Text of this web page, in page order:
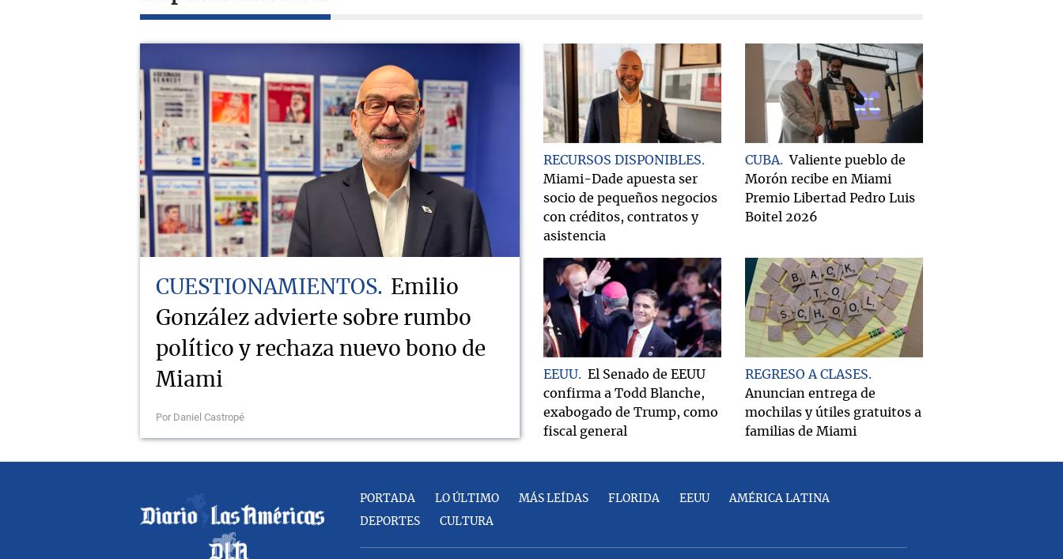
CUESTIONAMIENTOS
Emilio
González advierte sobre rumbo
político y rechaza nuevo bono de
Miami
Por Daniel Castropé
RECURSOS DISPONIBLES
Miami-Dade apuesta ser
socio de pequeños negocios
con créditos, contratos y
asistencia
CUBA
Valiente pueblo de
Morón recibe en Miami
Premio Libertad Pedro Luis
Boitel 2026
EEUU
El Senado de EEUU
confirma a Todd Blanche,
exabogado de Trump, como
fiscal general
REGRESO A CLASES
Anuncian entrega de
mochilas y útiles gratuitos a
familias de Miami
PORTADA LO ÚLTIMO MÁS LEÍDAS FLORIDA EEUU AMÉRICA LATINA
DEPORTES CULTURA